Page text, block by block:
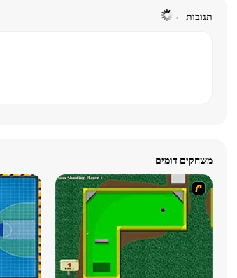
תגובות
משחקים דומים